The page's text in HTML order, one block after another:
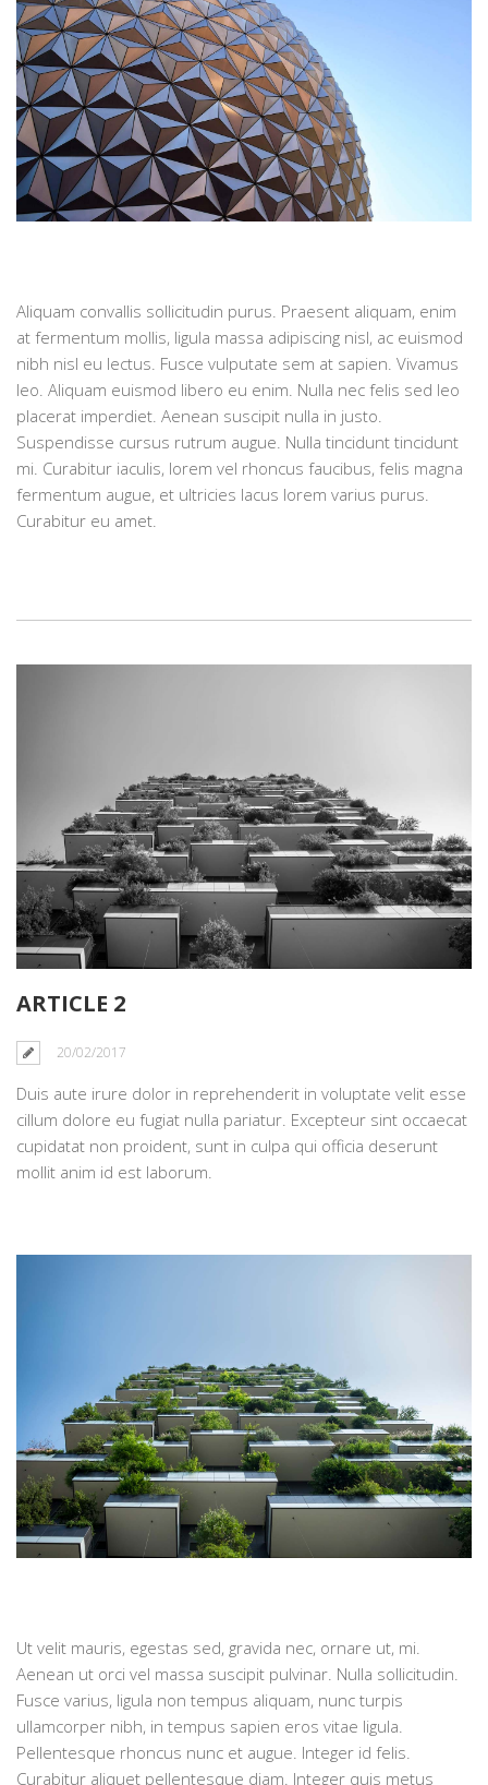
Aliquam convallis sollicitudin purus. Praesent aliquam, enim
at fermentum mollis, ligula massa adipiscing nisl, ac euismod
nibh nisl eu lectus. Fusce vulputate sem at sapien. Vivamus
leo. Aliquam euismod libero eu enim. Nulla nec felis sed leo
placerat imperdiet. Aenean suscipit nulla in justo.
Suspendisse cursus rutrum augue. Nulla tincidunt tincidunt
mi. Curabitur iaculis, lorem vel rhoncus faucibus, felis magna
fermentum augue, et ultricies lacus lorem varius purus.
Curabitur eu amet.
ARTICLE 2
20/02/2017
Duis aute irure dolor in reprehenderit in voluptate velit esse
cillum dolore eu fugiat nulla pariatur. Excepteur sint occaecat
cupidatat non proident, sunt in culpa qui officia deserunt
mollit anim id est laborum.
Ut velit mauris, egestas sed, gravida nec, ornare ut, mi.
Aenean ut orci vel massa suscipit pulvinar. Nulla sollicitudin.
Fusce varius, ligula non tempus aliquam, nunc turpis
ullamcorper nibh, in tempus sapien eros vitae ligula.
Pellentesque rhoncus nunc et augue. Integer id felis.
Curabitur aliquet pellentesque diam. Integer quis metus